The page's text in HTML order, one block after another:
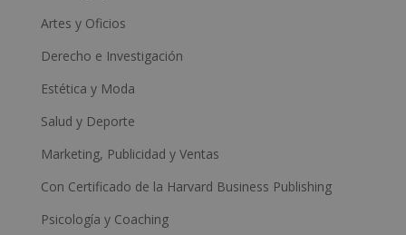
Artes y Oficios
Derecho e Investigación
Estética y Moda
Salud y Deporte
Marketing, Publicidad y Ventas
Con Certificado de la Harvard Business Publishing
Psicología y Coaching